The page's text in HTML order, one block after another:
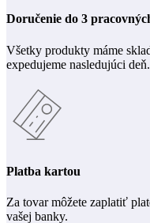
Doručenie do 3
Všetky produkty máme
expedujeme nasledujúci deň.
Platba kartou
Za tovar môžete zaplatiť
vašej banky.